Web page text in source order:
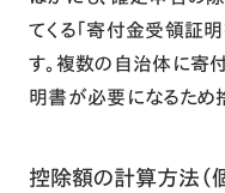
てくる「寄付金受領証
す。複数の自治体に寄
明書が必要になるため捨
控除額の計算方法（